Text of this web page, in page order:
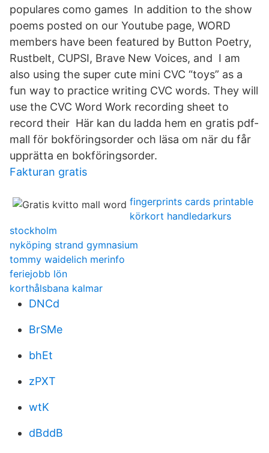
populares como games In addition to the show
poems posted on our Youtube page, WORD
members have been featured by Button Poetry,
Rustbelt, CUPSI, Brave New Voices, and I am
also using the super cute mini CVC “toys” as a
fun way to practice writing CVC words. They will
use the CVC Word Work recording sheet to
record their Här kan du ladda hem en gratis pdf-
mall för bokföringsorder och läsa om när du får
upprätta en bokföringsorder.
Fakturan gratis
fingerprints cards printable
körkort handledarkurs
stockholm
nyköping strand gymnasium
tommy waidelich merinfo
feriejobb lön
korthålsbana kalmar
DNCd
BrSMe
bhEt
zPXT
wtK
dBddB